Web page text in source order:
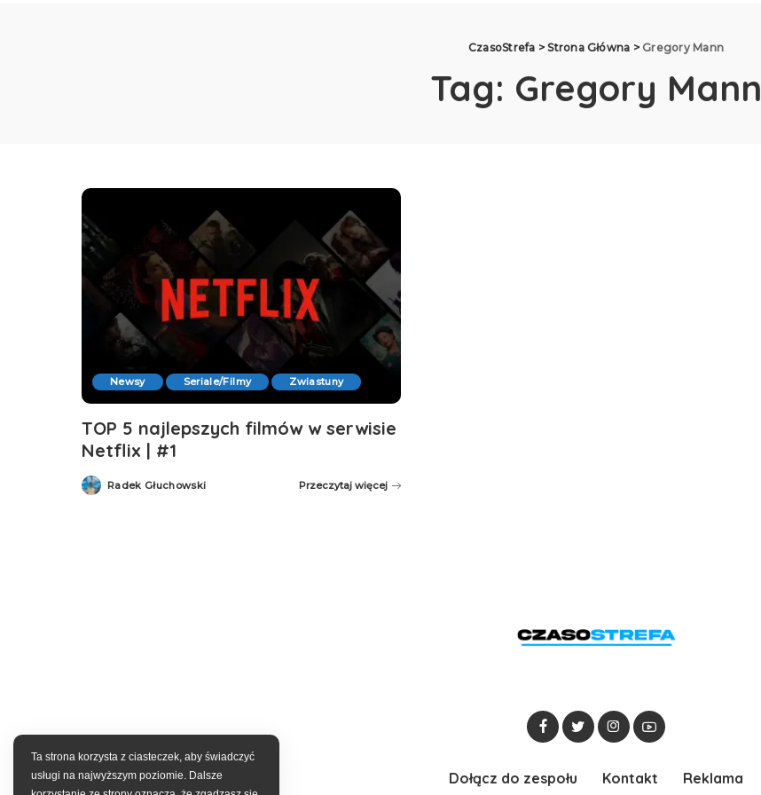
CzasoStrefa >Strona Główna > Gregory Mann
Tag: Gregory Mann
Newsy Seriale/Filmy Zwiastuny
TOP 5 najlepszych filmów w serwisie
Netflix | #1
Posted
by
Radek Głuchowski Przeczytaj więcej
Dołącz do zespołu Kontakt Reklama
Ta strona korzysta z ciasteczek, aby świadczyć
usługi na najwyższym poziomie. Dalsze